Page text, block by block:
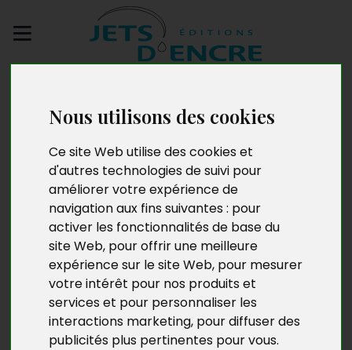
Nous utilisons des cookies
Ce site Web utilise des cookies et
d'autres technologies de suivi pour
améliorer votre expérience de
navigation aux fins suivantes : pour
activer les fonctionnalités de base du
site Web, pour offrir une meilleure
expérience sur le site Web, pour mesurer
votre intérêt pour nos produits et
services et pour personnaliser les
interactions marketing, pour diffuser des
publicités plus pertinentes pour vous.
Le pouvoir du droit
face à la
désinformation
financière